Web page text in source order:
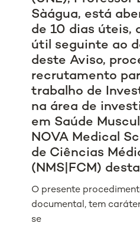
Sàágua, está
de 10 dias úteis,
útil seguinte ao
deste Aviso,
recrutamento
trabalho de
na área de
em Saúde
NOVA Medical
de Ciências
(NMS|FCM)
O presente
documental, tem
se